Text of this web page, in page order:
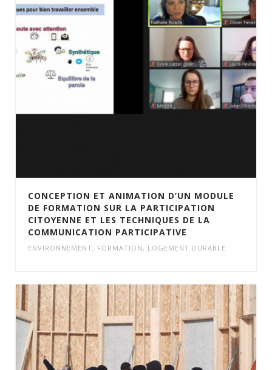
CONCEPTION ET ANIMATION D’UN MODULE
DE FORMATION SUR LA PARTICIPATION
CITOYENNE ET LES TECHNIQUES DE LA
COMMUNICATION PARTICIPATIVE
ENVIRONNEMENT, FORMATION , LOGEMENT DURABLE